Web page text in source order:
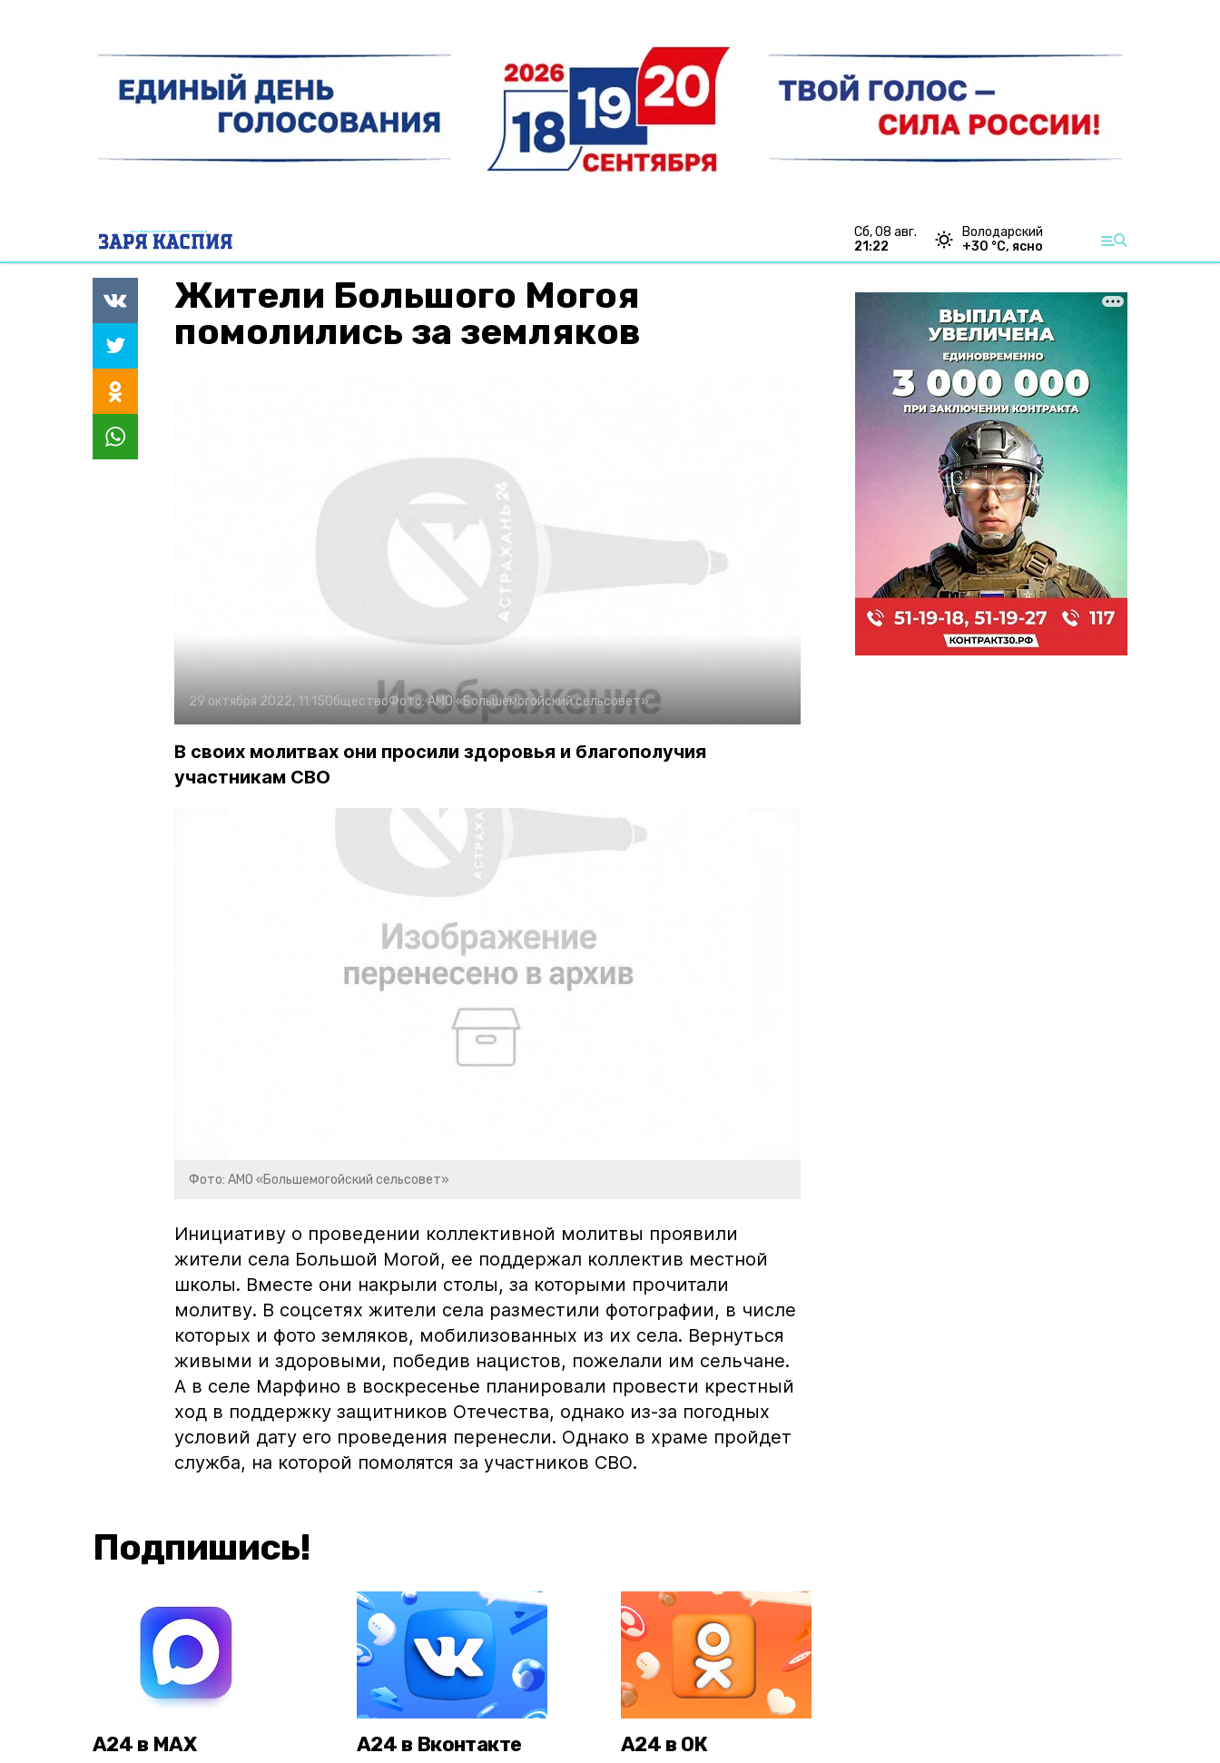
сб, 08 авг.
21:22
Володарский
+30 °С, ясно
Жители Большого Могоя
помолились за земляков
29 октября 2022, 11:15ОбществоФото:АМО «Большемогойский сельсовет»
В своих молитвах они просили здоровья и благополучия
участникам СВО
Фото: АМО «Большемогойский сельсовет»
Инициативу о проведении коллективной молитвы проявили
жители села Большой Могой, ее поддержал коллектив местной
школы. Вместе они накрыли столы, за которыми прочитали
молитву. В соцсетях жители села разместили фотографии, в числе
которых и фото земляков, мобилизованных из их села. Вернуться
живыми и здоровыми, победив нацистов, пожелали им сельчане.
А в селе Марфино в воскресенье планировали провести крестный
ход в поддержку защитников Отечества, однако из-за погодных
условий дату его проведения перенесли. Однако в храме пройдет
служба, на которой помолятся за участников СВО.
Подпишись!
А24 в MAX А24 в Вконтакте А24 в ОК